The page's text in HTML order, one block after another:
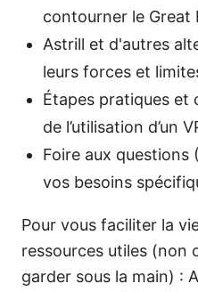
contourner le Great
Astrill et d'autres
leurs forces et
Étapes pratiques et
de l’utilisation d’un
Foire aux questions
vos besoins
Pour vous faciliter la
ressources utiles (non
garder sous la main) :